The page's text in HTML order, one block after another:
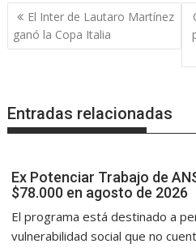
Navegación
de
entradas
El Inter de Lautaro Martínez
ganó la Copa Italia
Entradas relacionadas
Ex Potenciar Trabajo de
$78.000 en agosto de 2026
El programa está destinado a
vulnerabilidad social que no